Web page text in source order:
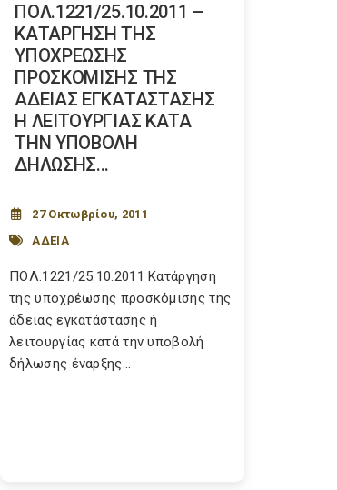
ΠΟΛ.1221/25.10.2011 –
ΚΑΤΑΡΓΗΣΗ ΤΗΣ
ΥΠΟΧΡΕΩΣΗΣ
ΠΡΟΣΚΟΜΙΣΗΣ ΤΗΣ
ΑΔΕΙΑΣ ΕΓΚΑΤΑΣΤΑΣΗΣ
Η ΛΕΙΤΟΥΡΓΙΑΣ ΚΑΤΑ
ΤΗΝ ΥΠΟΒΟΛΗ
ΔΗΛΩΣΗΣ...
27 Οκτωβρίου, 2011
ΑΔΕΙΑ
ΠΟΛ.1221/25.10.2011 Κατάργηση
της υποχρέωσης προσκόμισης της
άδειας εγκατάστασης ή
λειτουργίας κατά την υποβολή
δήλωσης έναρξης...